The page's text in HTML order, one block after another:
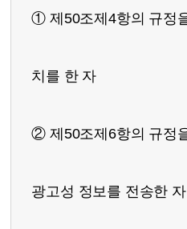
① 제50조제4항의 규정
치를 한 자
② 제50조제6항의 규정
광고성 정보를 전송한 자